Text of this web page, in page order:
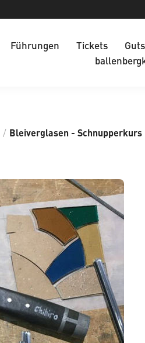
Führungen Tickets
/ Bleiverglasen - Schnupperkurs